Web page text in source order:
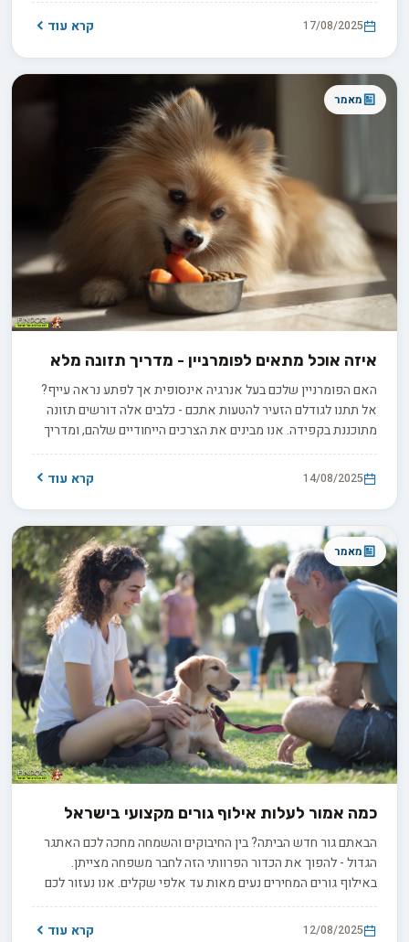
הזה לחזק את בריאותנו הנפשית?
17/08/2025 קרא עוד
מאמר
איזה אוכל מתאים לפומרניין - מדריך תזונה מלא
האם הפומרניין שלכם בעל אנרגיה אינסופית אך לפתע נראה עייף?
אל תתנו לגודלם הזעיר להטעות אתכם - כלבים אלה דורשים תזונה
מתוכננת בקפידה. אנו מבינים את הצרכים הייחודיים שלהם, ומדריך
זה יעזור לכם להבטיח בריאות מיטבית לחברים הפרוותיים שלכם.
14/08/2025 קרא עוד
מאמר
כמה אמור לעלות אילוף גורים מקצועי בישראל
הבאתם גור חדש הביתה? בין החיבוקים והשמחה מחכה לכם האתגר
הגדול - להפוך את הכדור הפרוותי הזה לחבר משפחה מצייתן.
באילוף גורים המחירים נעים מאות עד אלפי שקלים. אנו נעזור לכם
להבין איך להשקיע נכון בהכשרה מקצועית, בין אם בקורסים
קבוצתיים או עם מאמן פרטי, ולבחור את המתאים לכם.
12/08/2025 קרא עוד